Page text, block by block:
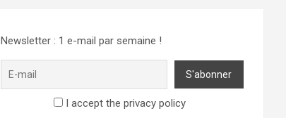
Newsletter : 1 e-mail par semaine !
I accept the privacy policy